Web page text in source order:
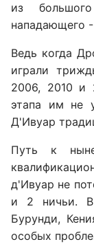
из
нападающего
Ведь когда
играли
2006, 2010 и
этапа им не
Д'Ивуар
Путь к
д'Ивуар не
и 2 ничьи. В
Бурунди,
особых